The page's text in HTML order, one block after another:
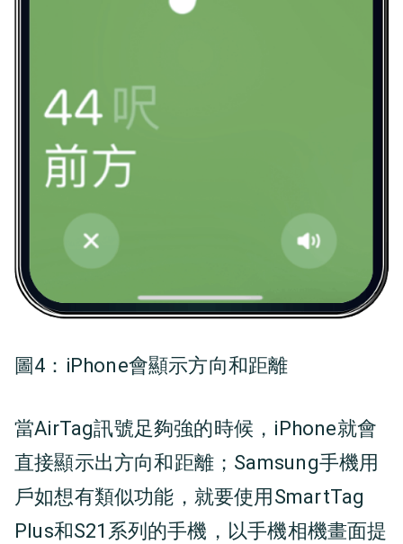
圖4： iPhone會顯示方向和距離
當AirTag訊號足夠強的時候，iPhone就會
直接顯示出方向和距離；Samsung手機用
戶如想有類似功能，就要使用SmartTag
Plus和S21系列的手機，以手機相機畫面提